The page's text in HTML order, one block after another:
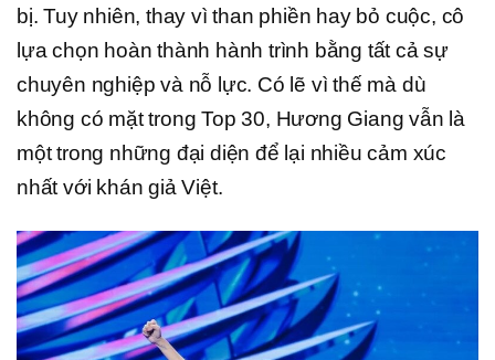
bị. Tuy nhiên, thay vì than phiền hay bỏ cuộc, cô
lựa chọn hoàn thành hành trình bằng tất cả sự
chuyên nghiệp và nỗ lực. Có lẽ vì thế mà dù
không có mặt trong Top 30, Hương Giang vẫn là
một trong những đại diện để lại nhiều cảm xúc
nhất với khán giả Việt.